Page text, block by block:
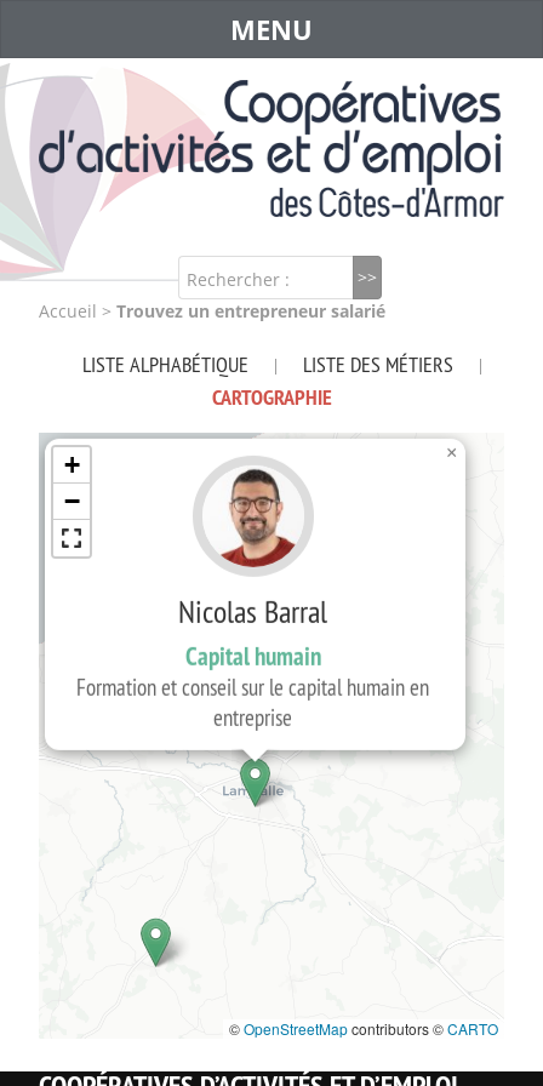
Rechercher :
MENU
Accueil > Trouvez un entrepreneur salarié
LISTE ALPHABÉTIQUE | LISTE DES MÉTIERS |
CARTOGRAPHIE
3
Nicolas Barral
Capital humain
Formation et conseil sur le capital humain en
entreprise
×
+
−
©OpenStreetMapcontributors ©CARTO